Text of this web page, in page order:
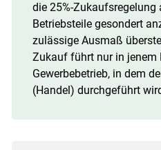
die 25%-Zukaufsregelung
Betriebsteile gesondert
zulässige Ausmaß
Zukauf führt nur in jenem
Gewerbebetrieb, in dem
(Handel) durchgeführt